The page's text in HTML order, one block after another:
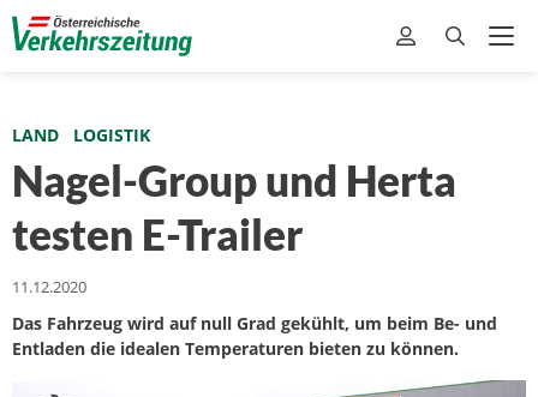
LAND LOGISTIK
Nagel-Group und Herta
testen E-Trailer
11.12.2020
Das Fahrzeug wird auf null Grad gekühlt, um beim Be- und
Entladen die idealen Temperaturen bieten zu können.